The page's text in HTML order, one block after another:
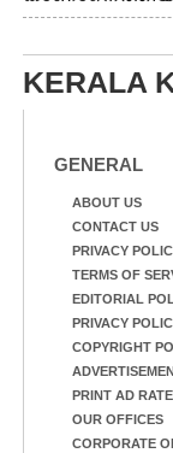
മോഹനൻ
KERALA
GENERAL
ABOUT US
CONTACT US
PRIVACY
TERMS OF
EDITORIAL
PRIVACY
COPYRIGHT
PRINT AD
OUR OFFICES
CORPORATE